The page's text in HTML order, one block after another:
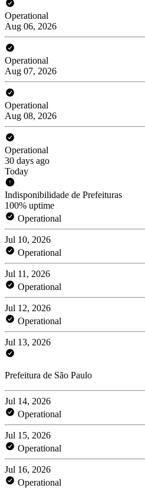
Operational
Aug 06, 2026
Operational
Aug 07, 2026
Operational
Aug 08, 2026
Operational
30 days ago
Today
Indisponibilidade de Prefeituras
100% uptime
Operational
Jul 10, 2026
Operational
Jul 11, 2026
Operational
Jul 12, 2026
Operational
Jul 13, 2026
Prefeitura de São Paulo
Jul 14, 2026
Operational
Jul 15, 2026
Operational
Jul 16, 2026
Operational